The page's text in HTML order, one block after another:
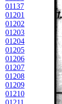
01137
01201
01202
01203
01204
01205
01206
01207
01208
01209
01210
01211